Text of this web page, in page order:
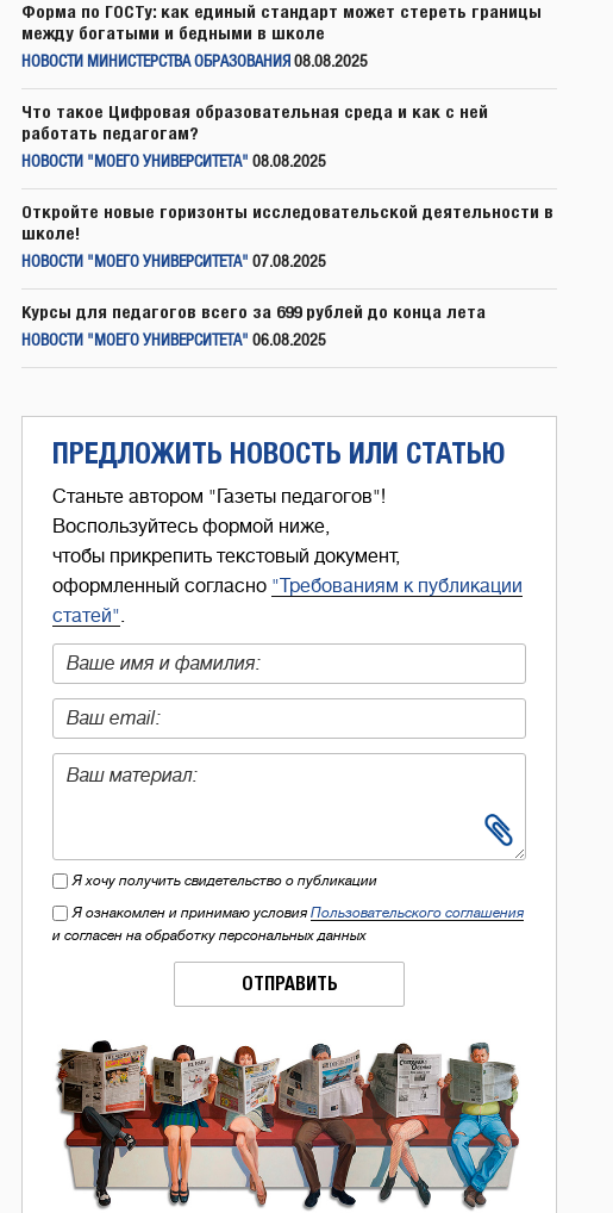
Форма по ГОСТу: как единый стандарт может стереть границы
между богатыми и бедными в школе
НОВОСТИ МИНИСТЕРСТВА ОБРАЗОВАНИЯ 08.08.2025
Что такое Цифровая образовательная среда и как с ней
работать педагогам?
НОВОСТИ "МОЕГО УНИВЕРСИТЕТА" 08.08.2025
Откройте новые горизонты исследовательской деятельности в
школе!
НОВОСТИ "МОЕГО УНИВЕРСИТЕТА" 07.08.2025
Курсы для педагогов всего за 699 рублей до конца лета
НОВОСТИ "МОЕГО УНИВЕРСИТЕТА" 06.08.2025
ПРЕДЛОЖИТЬ НОВОСТЬ ИЛИ СТАТЬЮ
Станьте автором "Газеты педагогов"!
Воспользуйтесь формой ниже,
чтобы прикрепить текстовый документ,
оформленный согласно "Требованиям к публикации
статей".
Я хочу получить свидетельство о публикации
Я ознакомлен и принимаю условия Пользовательского соглашения
и согласен на обработку персональных данных
ОТПРАВИТЬ